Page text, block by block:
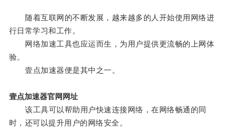
随着互联网的不断发展，越来越多的人开始使用网络进
行日常学习和工作。
网络加速工具也应运而生，为用户提供更流畅的上网体
验。
壹点加速器便是其中之一。
壹点加速器官网网址
该工具可以帮助用户快速连接网络，在网络畅通的同
时，还可以提升用户的网络安全。